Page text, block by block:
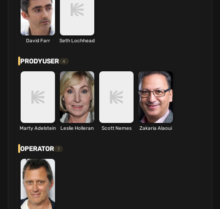
David Farr Seth Lochhead
PRODYUSER 4
Marty Adelstein Leslie Holleran Scott Nemes Zakaria Alaoui
OPERATOR 1